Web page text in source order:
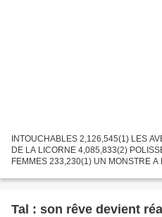
INTOUCHABLES 2,126,545(1) LES
DE LA LICORNE 4,085,833(2)
FEMMES 233,230(1) UN MONSTRE
SENTIMENTS...
Tal : son rêve devient